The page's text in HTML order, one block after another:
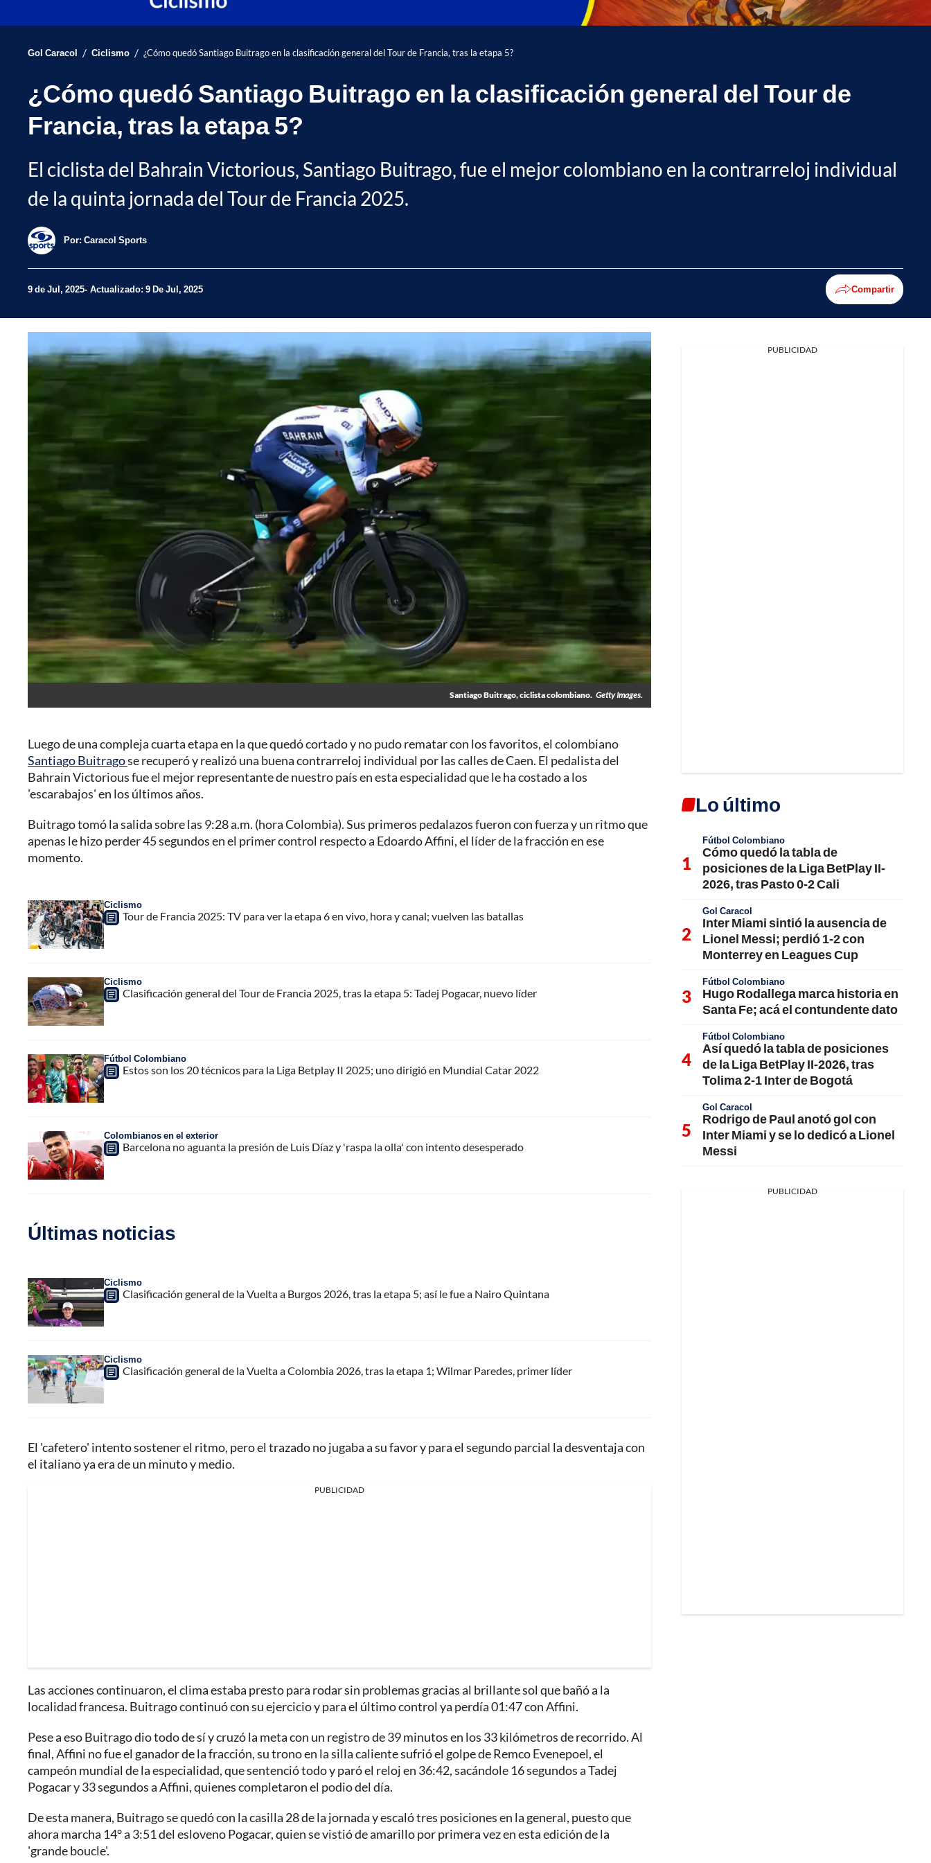
Gol Caracol / Ciclismo / ¿Cómo quedó Santiago Buitrago en la clasificación general del Tour de Francia, tras la etapa 5?
¿Cómo quedó Santiago Buitrago en la clasificación general del Tour de
Francia, tras la etapa 5?
El ciclista del Bahrain Victorious, Santiago Buitrago, fue el mejor colombiano en la contrarreloj individual
de la quinta jornada del Tour de Francia 2025.
Por: Caracol Sports
9 de Jul, 2025 Actualizado: 9 De Jul, 2025 Compartir
Santiago Buitrago, ciclista colombiano. Getty Images.
Luego de una compleja cuarta etapa en la que quedó cortado y no pudo rematar con los favoritos, el colombiano
Santiago Buitragose recuperó y realizó una buena contrarreloj individual por las calles de Caen. El pedalista del
Bahrain Victorious fue el mejor representante de nuestro país en esta especialidad que le ha costado a los
'escarabajos' en los últimos años.
Buitrago tomó la salida sobre las 9:28 a.m. (hora Colombia). Sus primeros pedalazos fueron con fuerza y un ritmo que
apenas le hizo perder 45 segundos en el primer control respecto a Edoardo Affini, el líder de la fracción en ese
momento.
Ciclismo
Tour de Francia 2025: TV para ver la etapa 6 en vivo, hora y canal; vuelven las batallas
Ciclismo
Clasificación general del Tour de Francia 2025, tras la etapa 5: Tadej Pogacar, nuevo líder
Fútbol Colombiano
Estos son los 20 técnicos para la Liga Betplay II 2025; uno dirigió en Mundial Catar 2022
Colombianos en el exterior
Barcelona no aguanta la presión de Luis Díaz y 'raspa la olla' con intento desesperado
Últimas noticias
Ciclismo
Clasificación general de la Vuelta a Burgos 2026, tras la etapa 5; así le fue a Nairo Quintana
Ciclismo
Clasificación general de la Vuelta a Colombia 2026, tras la etapa 1; Wilmar Paredes, primer líder
El 'cafetero' intento sostener el ritmo, pero el trazado no jugaba a su favor y para el segundo parcial la desventaja con
el italiano ya era de un minuto y medio.
PUBLICIDAD
Las acciones continuaron, el clima estaba presto para rodar sin problemas gracias al brillante sol que bañó a la
localidad francesa. Buitrago continuó con su ejercicio y para el último control ya perdía 01:47 con Affini.
Pese a eso Buitrago dio todo de sí y cruzó la meta con un registro de 39 minutos en los 33 kilómetros de recorrido. Al
final, Affini no fue el ganador de la fracción, su trono en la silla caliente sufrió el golpe de Remco Evenepoel, el
campeón mundial de la especialidad, que sentenció todo y paró el reloj en 36:42, sacándole 16 segundos a Tadej
Pogacar y 33 segundos a Affini, quienes completaron el podio del día.
De esta manera, Buitrago se quedó con la casilla 28 de la jornada y escaló tres posiciones en la general, puesto que
ahora marcha 14° a 3:51 del esloveno Pogacar, quien se vistió de amarillo por primera vez en esta edición de la
'grande boucle'.
PUBLICIDAD
Lo último
Fútbol Colombiano
Cómo quedó la tabla de
posiciones de la Liga BetPlay II-
2026, tras Pasto 0-2 Cali
Gol Caracol
Inter Miami sintió la ausencia de
Lionel Messi; perdió 1-2 con
Monterrey en Leagues Cup
Fútbol Colombiano
Hugo Rodallega marca historia en
Santa Fe; acá el contundente dato
Fútbol Colombiano
Así quedó la tabla de posiciones
de la Liga BetPlay II-2026, tras
Tolima 2-1 Inter de Bogotá
Gol Caracol
Rodrigo de Paul anotó gol con
Inter Miami y se lo dedicó a Lionel
Messi
PUBLICIDAD